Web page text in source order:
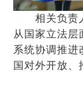
相关负责人
从国家立法层
系统协调推进
国对外开放、